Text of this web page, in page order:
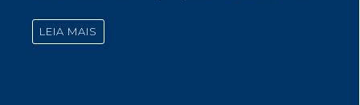
Belas reservou a data para o evento. Nessas datas,